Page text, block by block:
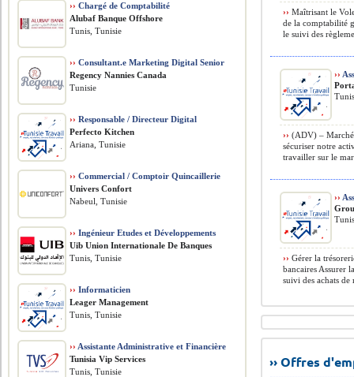
›› Maîtrisant le
de la comptabilité
le suivi des
››
›› (ADV) –
sécuriser notre
travailler sur le
››
›› Gérer la
bancaires Assurer
suivi des achats de
›› Offres
›› Chargé de Comptabilité
Alubaf Banque Offshore
Tunis, Tunisie
›› Consultant.e Marketing Digital Senior
Regency Nannies Canada
Tunisie
›› Responsable / Directeur Digital
Perfecto Kitchen
Ariana, Tunisie
›› Commercial / Comptoir Quincaillerie
Univers Confort
Nabeul, Tunisie
›› Ingénieur Etudes et Développements
Uib Union Internationale De Banques
Tunis, Tunisie
›› Informaticien
Leager Management
Tunis, Tunisie
›› Assistante Administrative et Financière
Tunisia Vip Services
Tunis, Tunisie